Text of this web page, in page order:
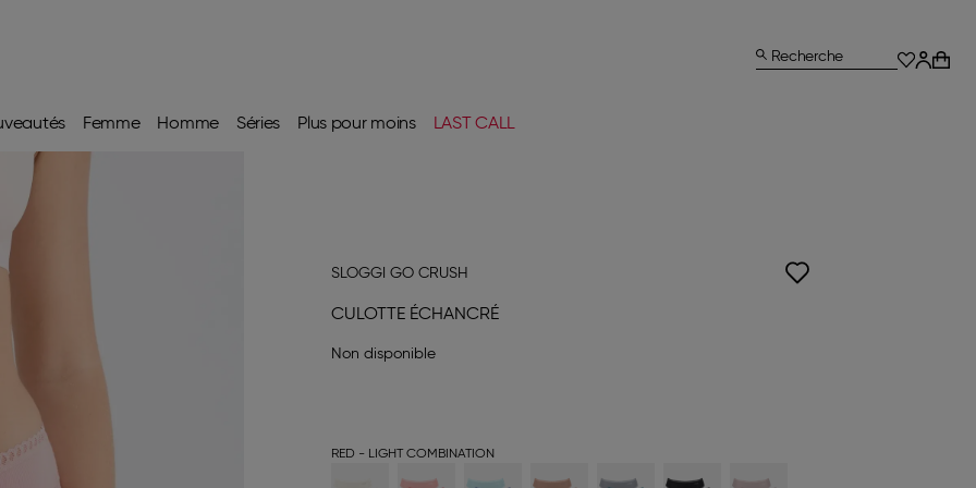
Femme Homme Séries Plus pour moins LAST CALL
Recherche
SLOGGI GO CRUSH
CULOTTE ÉCHANCRÉ
Non disponible
RED - LIGHT COMBINATION